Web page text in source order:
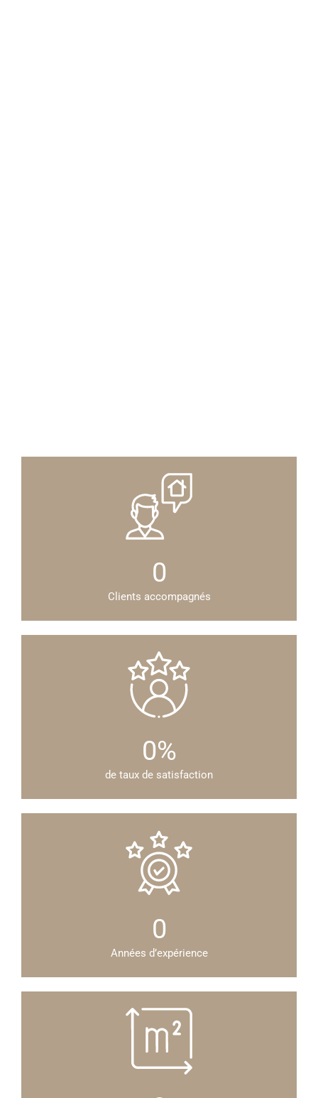
0
Clients accompagnés
0%
de taux de satisfaction
0
Années d’expérience